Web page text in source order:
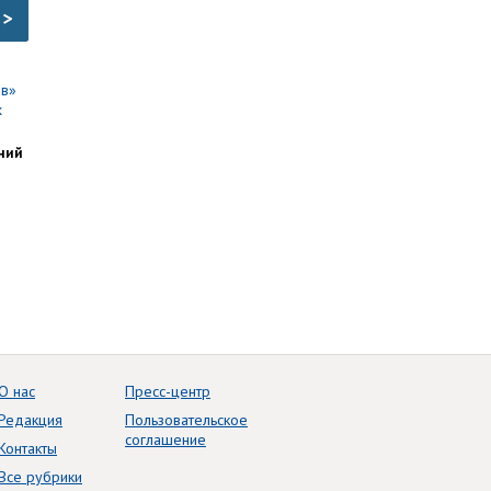
>
нас
рубрики
Пресс-центр
Пользовательское
соглашение